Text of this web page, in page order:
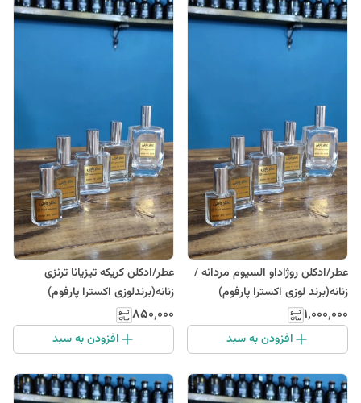
عطر/ادکلن روژاداو السیوم مردانه /
زنانه(برند لوزی اکسترا پارفوم)
۱٬۰۰۰٬۰۰۰
افزودن به سبد
عطر/ادکلن کریکه تیزیانا ترنزی
زنانه(برندلوزی اکسترا پارفوم)
۸۵۰٬۰۰۰
افزودن به سبد